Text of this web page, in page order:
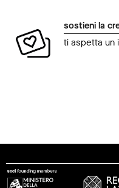
sostieni la
ti aspetta un